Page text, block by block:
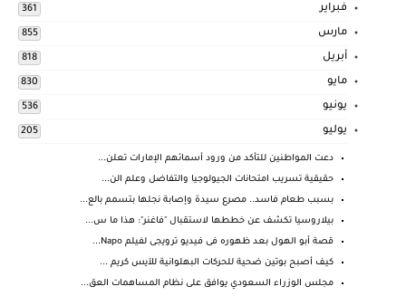
فبراير 361
مارس 855
أبريل 818
مايو 830
يونيو 536
يوليو 205
دعت المواطنين للتأكد من ورود أسمائهم الإمارات تعلن...
حقيقية تسريب امتحانات الجيولوجيا والتفاضل وعلم الن...
بسبب طعام فاسد.. مصرع سيدة وإصابة نجلها بتسمم بالع...
بيلاروسيا تكشف عن خططها لاستقبال "فاغنر": هذا ما س...
قصة أبو الهول بعد ظهوره فى فيديو ترويجى لفيلم Napo...
كيف أصبح بوتين ضحية للحركات البهلوانية للآيس كريم ...
مجلس الوزراء السعودي يوافق على نظام المساهمات العق...